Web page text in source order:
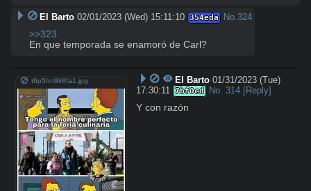
El Barto 02/01/2023 (Wed) 15:11:10 354eda No. 324
>>323
En que temporada se enamoró de Carl?
t6p5hn9lr8fa1.jpg El Barto 01/31/2023 (Tue)
17:30:11
7bf0cd No. 314 [Reply]
Y con razón